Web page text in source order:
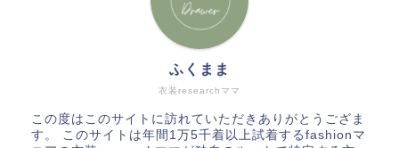
衣装researchママ
ふくまま
この度はこのサイトに訪れていただきありがとうござま
す。 このサイトは年間1万5千着以上試着するfashionマ